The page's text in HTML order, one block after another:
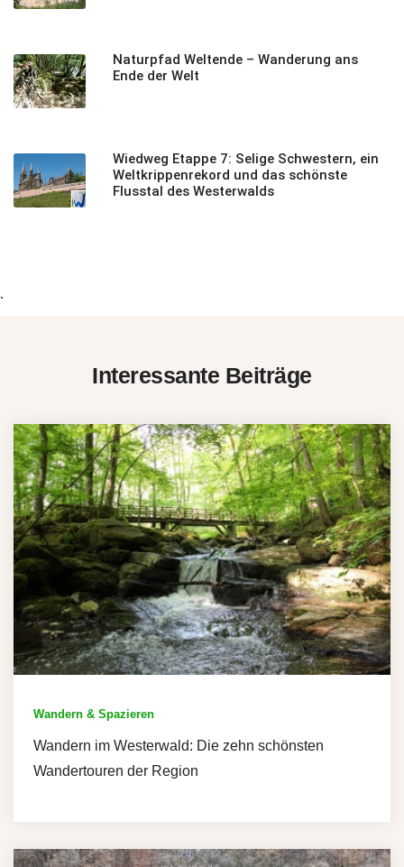
Naturpfad Weltende – Wanderung ans
Ende der Welt
Wiedweg Etappe 7: Selige Schwestern, ein
Weltkrippenrekord und das schönste
Flusstal des Westerwalds
`
Interessante Beiträge
Wandern & Spazieren
Wandern im Westerwald: Die zehn schönsten
Wandertouren der Region